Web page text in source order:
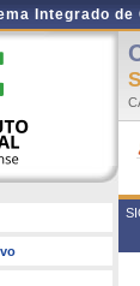
Integrado